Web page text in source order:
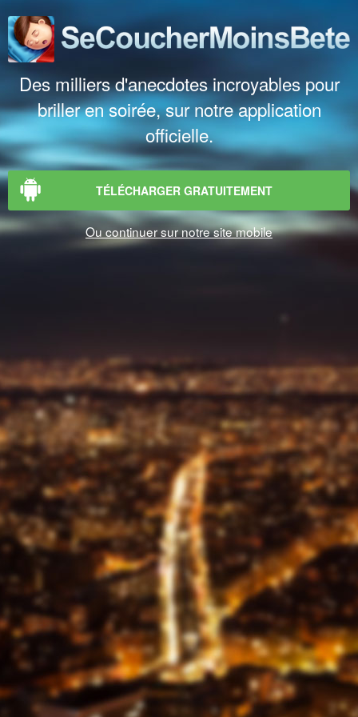
Des milliers d'anecdotes incroyables pour
briller en soirée, sur notre application
officielle.
TÉLÉCHARGER GRATUITEMENT
Ou continuer sur notre site mobile